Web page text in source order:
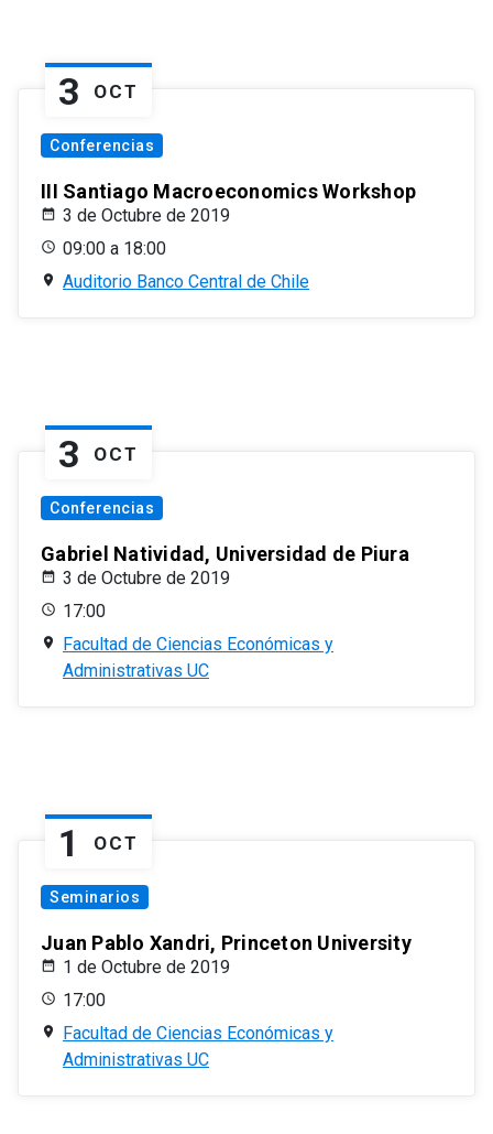
3 OCT
Conferencias
III Santiago Macroeconomics Workshop
3 de Octubre de 2019
09:00 a 18:00
Auditorio Banco Central de Chile
3 OCT
Conferencias
Gabriel Natividad, Universidad de Piura
3 de Octubre de 2019
17:00
Facultad de Ciencias Económicas y
Administrativas UC
1 OCT
Seminarios
Juan Pablo Xandri, Princeton University
1 de Octubre de 2019
17:00
Facultad de Ciencias Económicas y
Administrativas UC